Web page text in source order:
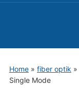
Home» fiber optik »
Single Mode